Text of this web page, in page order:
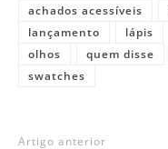
achados acessíveis
lançamento
lápis
olhos
quem disse
swatches
Artigo anterior